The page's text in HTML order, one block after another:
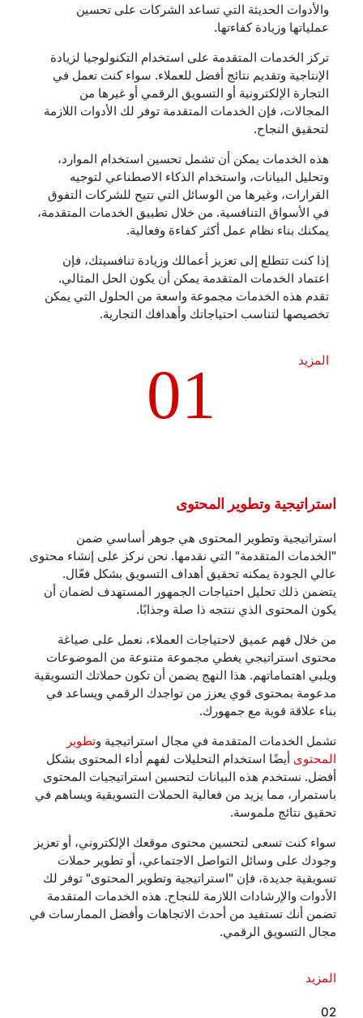
01
والأدوات الحديثة التي تساعد الشركات على تحسين
عملياتها وزيادة كفاءتها.
تركز الخدمات المتقدمة على استخدام التكنولوجيا لزيادة
الإنتاجية وتقديم نتائج أفضل للعملاء. سواء كنت تعمل في
التجارة الإلكترونية أو التسويق الرقمي أو غيرها من
المجالات، فإن الخدمات المتقدمة توفر لك الأدوات اللازمة
لتحقيق النجاح.
هذه الخدمات يمكن أن تشمل تحسين استخدام الموارد،
وتحليل البيانات، واستخدام الذكاء الاصطناعي لتوجيه
القرارات، وغيرها من الوسائل التي تتيح للشركات التفوق
في الأسواق التنافسية. من خلال تطبيق الخدمات المتقدمة،
يمكنك بناء نظام عمل أكثر كفاءة وفعالية.
إذا كنت تتطلع إلى تعزيز أعمالك وزيادة تنافسيتك، فإن
اعتماد الخدمات المتقدمة يمكن أن يكون الحل المثالي.
تقدم هذه الخدمات مجموعة واسعة من الحلول التي يمكن
تخصيصها لتناسب احتياجاتك وأهدافك التجارية.
المزيد
استراتيجية وتطوير المحتوى
استراتيجية وتطوير المحتوى هي جوهر أساسي ضمن
"الخدمات المتقدمة" التي نقدمها. نحن نركز على إنشاء محتوى
عالي الجودة يمكنه تحقيق أهداف التسويق بشكل فعّال.
يتضمن ذلك تحليل احتياجات الجمهور المستهدف لضمان أن
يكون المحتوى الذي ننتجه ذا صلة وجذابًا.
من خلال فهم عميق لاحتياجات العملاء، نعمل على صياغة
محتوى استراتيجي يغطي مجموعة متنوعة من الموضوعات
ويلبي اهتماماتهم. هذا النهج يضمن أن تكون حملاتك التسويقية
مدعومة بمحتوى قوي يعزز من تواجدك الرقمي ويساعد في
بناء علاقة قوية مع جمهورك.
تشمل الخدمات المتقدمة في مجال استراتيجية وتطوير
المحتوى أيضًا استخدام التحليلات لفهم أداء المحتوى بشكل
أفضل. نستخدم هذه البيانات لتحسين استراتيجيات المحتوى
باستمرار، مما يزيد من فعالية الحملات التسويقية ويساهم في
تحقيق نتائج ملموسة.
سواء كنت تسعى لتحسين محتوى موقعك الإلكتروني، أو تعزيز
وجودك على وسائل التواصل الاجتماعي، أو تطوير حملات
تسويقية جديدة، فإن "استراتيجية وتطوير المحتوى" توفر لك
الأدوات والإرشادات اللازمة للنجاح. هذه الخدمات المتقدمة
تضمن أنك تستفيد من أحدث الاتجاهات وأفضل الممارسات في
مجال التسويق الرقمي.
المزيد
02